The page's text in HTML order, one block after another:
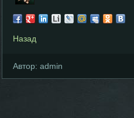
Назад
Автор: admin